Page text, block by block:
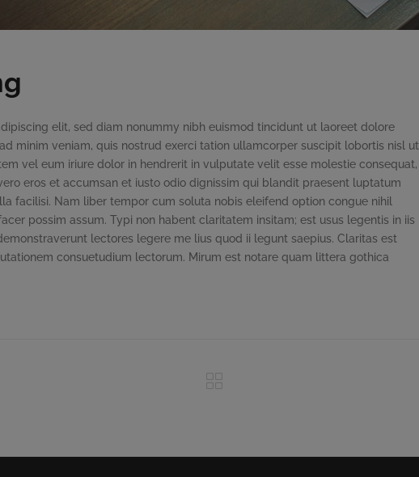
elit, sed diam nonummy nibh euismod tincidunt ut laoreet dolore
minim veniam, quis nostrud exerci tation ullamcorper suscipit lobortis nisl ut
vel eum iriure dolor in hendrerit in vulputate velit esse molestie consequat,
eros et accumsan et iusto odio dignissim qui blandit praesent luptatum
facilisi. Nam liber tempor cum soluta nobis eleifend option congue nihil
possim assum. Typi non habent claritatem insitam; est usus legentis in iis
lectores legere me lius quod ii legunt saepius. Claritas est
consuetudium lectorum. Mirum est notare quam littera gothica